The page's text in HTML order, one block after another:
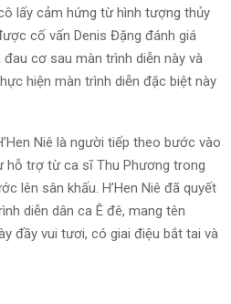
lấy cảm hứng từ hình tượng thủy
cố vấn Denis Đặng đánh giá
cơ sau màn trình diễn này và
hiện màn trình diễn đặc biệt này
Niê là người tiếp theo bước vào
hỗ trợ từ ca sĩ Thu Phương trong
lên sân khấu. H’Hen Niê đã quyết
diễn dân ca Ê đê, mang tên
đầy vui tươi, có giai điệu bắt tai và